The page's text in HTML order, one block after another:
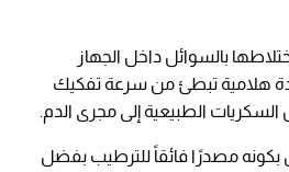
بالسوائل داخل الجهاز
هلامية تبطئ من سرعة تفكيك
الطبيعية إلى مجرى الدم.
بكونه مصدرًا فائقاً للترطيب بفضل